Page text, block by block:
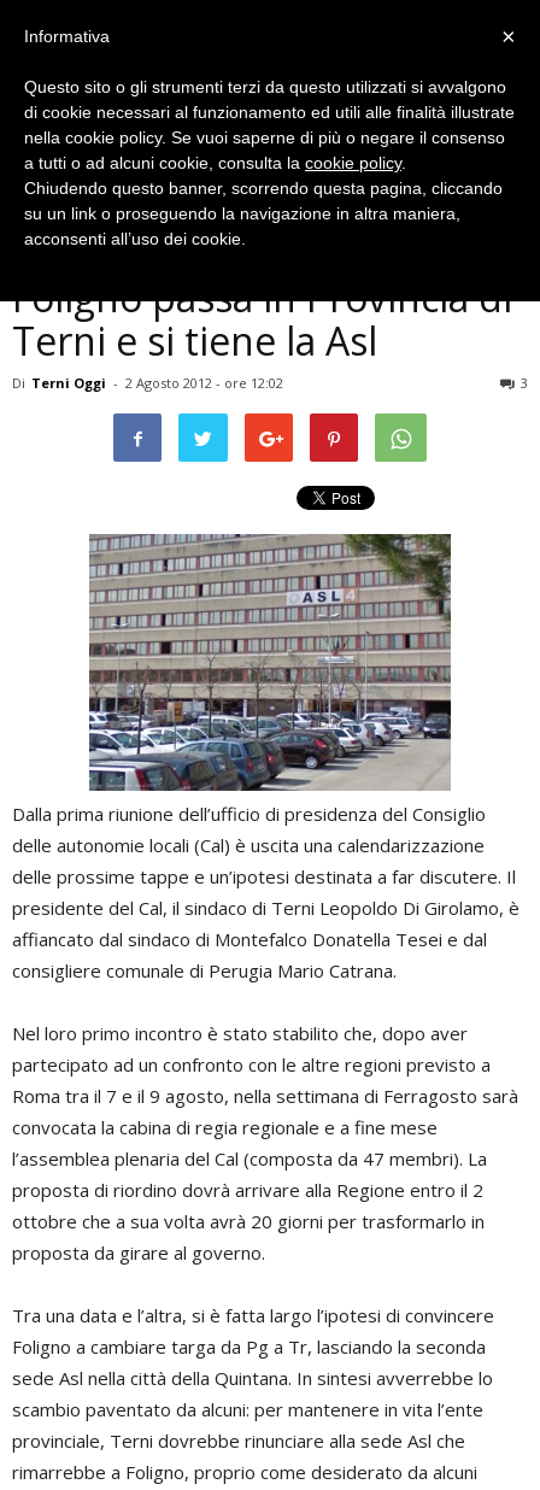
Politica
Cal al lavoro, prima ipotesi:
Foligno passa in Provincia di
Terni e si tiene la Asl
Di Terni Oggi - 2 Agosto 2012 - ore 12:02 3
Dalla prima riunione dell’ufficio di presidenza del Consiglio
delle autonomie locali (Cal) è uscita una calendarizzazione
delle prossime tappe e un’ipotesi destinata a far discutere. Il
presidente del Cal, il sindaco di Terni Leopoldo Di Girolamo, è
affiancato dal sindaco di Montefalco Donatella Tesei e dal
consigliere comunale di Perugia Mario Catrana.
Nel loro primo incontro è stato stabilito che, dopo aver
partecipato ad un confronto con le altre regioni previsto a
Roma tra il 7 e il 9 agosto, nella settimana di Ferragosto sarà
convocata la cabina di regia regionale e a fine mese
l’assemblea plenaria del Cal (composta da 47 membri). La
proposta di riordino dovrà arrivare alla Regione entro il 2
ottobre che a sua volta avrà 20 giorni per trasformarlo in
proposta da girare al governo.
Tra una data e l’altra, si è fatta largo l’ipotesi di convincere
Foligno a cambiare targa da Pg a Tr, lasciando la seconda
sede Asl nella città della Quintana. In sintesi avverrebbe lo
scambio paventato da alcuni: per mantenere in vita l’ente
provinciale, Terni dovrebbe rinunciare alla sede Asl che
rimarrebbe a Foligno, proprio come desiderato da alcuni
×
Informativa
Questo sito o gli strumenti terzi da questo utilizzati si avvalgono
di cookie necessari al funzionamento ed utili alle finalità illustrate
nella cookie policy. Se vuoi saperne di più o negare il consenso
a tutti o ad alcuni cookie, consulta la cookie policy.
Chiudendo questo banner, scorrendo questa pagina, cliccando
su un link o proseguendo la navigazione in altra maniera,
acconsenti all’uso dei cookie.